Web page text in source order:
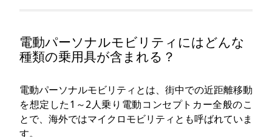
電動パーソナルモビリティにはどんな
種類の乗用具が含まれる？
電動パーソナルモビリティとは、街中での近距離移動
を想定した1～2人乗り電動コンセプトカー全般のこ
とで、海外ではマイクロモビリティとも呼ばれていま
す。